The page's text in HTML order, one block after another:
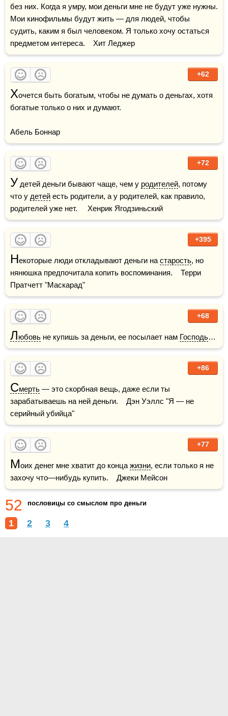
без них. Когда я умру, мои деньги мне не будут уже нужны.
Мои кинофильмы будут жить — для людей, чтобы
судить, каким я был человеком. Я только хочу остаться
предметом интереса.    Хит Леджер
+62
Хочется быть богатым, чтобы не думать о деньгах, хотя
богатые только о них и думают.
Абель Боннар
+72
У детей деньги бывают чаще, чем у родителей, потому
что у детей есть родители, а у родителей, как правило,
родителей уже нет.     Хенрик Ягодзиньский
+395
Некоторые люди откладывают деньги на старость, но
нянюшка предпочитала копить воспоминания.    Терри
Пратчетт "Маскарад"
+68
Любовь не купишь за деньги, ее посылает нам Господь…
+86
Смерть — это скорбная вещь, даже если ты
зарабатываешь на ней деньги.    Дэн Уэллс "Я — не
серийный убийца"
+77
Моих денег мне хватит до конца жизни, если только я не
захочу что—нибудь купить.    Джеки Мейсон
52 пословицы со смыслом про деньги
1 2 3 4